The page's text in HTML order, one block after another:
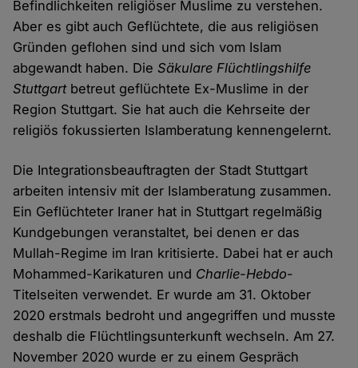
Befindlichkeiten religiöser Muslime zu verstehen.
Aber es gibt auch Geflüchtete, die aus religiösen
Gründen geflohen sind und sich vom Islam
abgewandt haben. DieSäkulare Flüchtlingshilfe
Stuttgartbetreut geflüchtete Ex-Muslime in der
Region Stuttgart. Sie hat auch die Kehrseite der
religiös fokussierten Islamberatung kennengelernt.
Die Integrationsbeauftragten der Stadt Stuttgart
arbeiten intensiv mit der Islamberatung zusammen.
Ein Geflüchteter Iraner hat in Stuttgart regelmäßig
Kundgebungen veranstaltet, bei denen er das
Mullah-Regime im Iran kritisierte. Dabei hat er auch
Mohammed-Karikaturen und Charlie-Hebdo-
Titelseiten verwendet. Er wurde am 31. Oktober
2020 erstmals bedroht und angegriffen und musste
deshalb die Flüchtlingsunterkunft wechseln. Am 27.
November 2020 wurde er zu einem Gespräch